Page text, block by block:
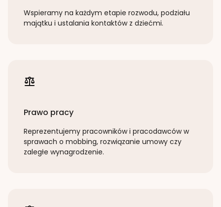
Wspieramy na każdym etapie rozwodu, podziału
majątku i ustalania kontaktów z dziećmi.
Prawo pracy
Reprezentujemy pracowników i pracodawców w
sprawach o mobbing, rozwiązanie umowy czy
zaległe wynagrodzenie.